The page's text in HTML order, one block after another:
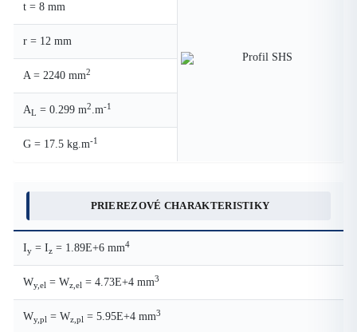
t = 8 mm
r = 12 mm
A = 2240 mm2
AL = 0.299 m2.m-1
G = 17.5 kg.m-1
PRIEREZOVÉ CHARAKTERISTIKY
Iy = Iz = 1.89E+6 mm4
Wy,el = Wz,el = 4.73E+4 mm3
Wy,pl = Wz,pl = 5.95E+4 mm3